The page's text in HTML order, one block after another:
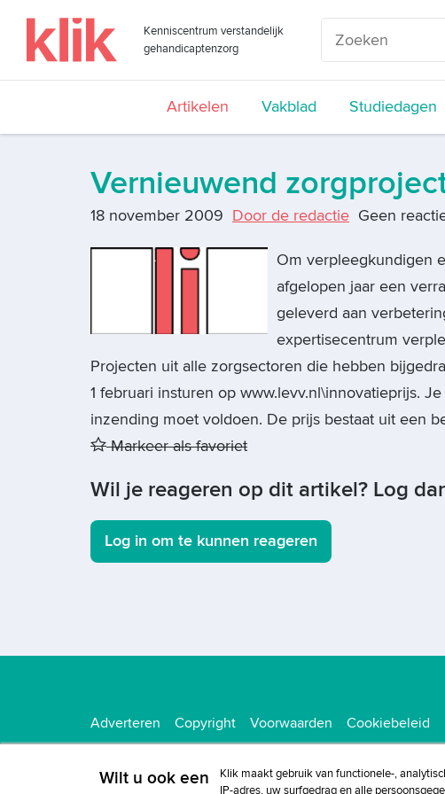
Kenniscentrum verstandelijk
gehandicaptenzorg
Artikelen Vakblad Studiedagen
Vernieuwend
18 november 2009 Door de redactie Geen
Om verpleegkundigen
afgelopen jaar een
geleverd aan
expertisecentrum
Projecten uit alle zorgsectoren die hebben
1 februari insturen op www.levv.nl\innovatieprijs.
inzending moet voldoen. De prijs bestaat uit een
Markeer als favoriet
Wil je reageren op dit artikel? Log
Log in om te kunnen reageren
Adverteren Copyright Voorwaarden Cookiebeleid
Wilt u ook een
Klik maakt gebruik van functionele-,
IP-adres, uw surfgedrag en alle